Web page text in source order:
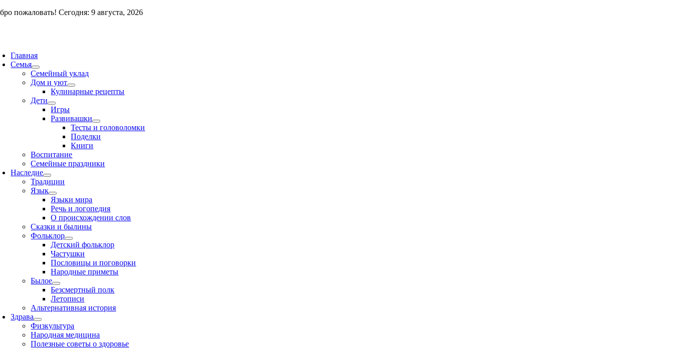
Skipпожаловать! Сегодня: 9 августа, 2026
Главная
Семья
Семейный уклад
Дом и уют
Кулинарные рецепты
Дети
Игры
Развивашки
Тесты и головоломки
Поделки
Книги
Воспитание
Семейные праздники
Наследие
Традиции
Язык
Языки мира
Речь и логопедия
О происхождении слов
Сказки и былины
Фольклор
Детский фольклор
Частушки
Пословицы и поговорки
Народные приметы
Былое
Безсмертный полк
Летописи
Альтернативная история
Здрава
Физкультура
Народная медицина
Полезные советы о здоровье